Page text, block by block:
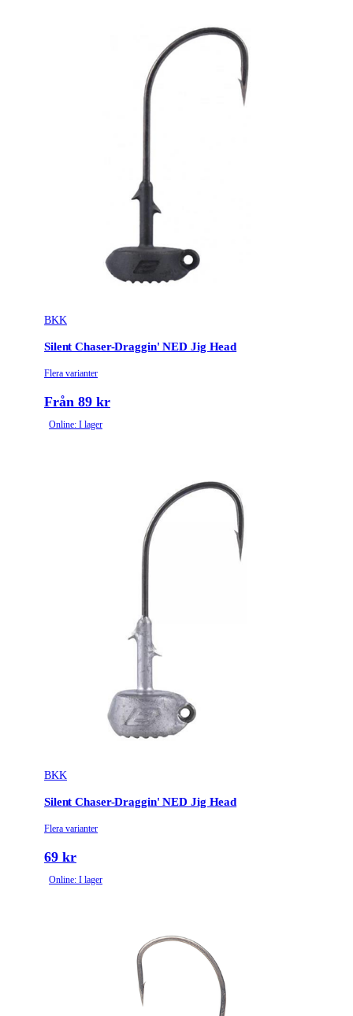
BKK
Silent Chaser-Draggin' NED Jig Head
Flera varianter
Från 89 kr
Online: I lager
BKK
Silent Chaser-Draggin' NED Jig Head
Flera varianter
69 kr
Online: I lager